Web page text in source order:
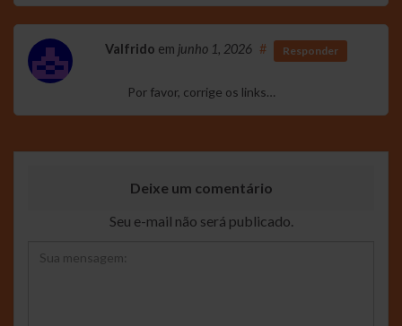
Valfrido em junho 1, 2026 # Responder
Por favor, corrige os links…
Deixe um comentário
Seu e-mail não será publicado.